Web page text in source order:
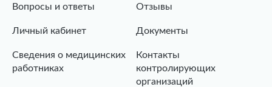
Вопросы и ответы Отзывы
Личный кабинет Документы
Сведения о медицинских
работниках
Контакты
контролирующих
организаций